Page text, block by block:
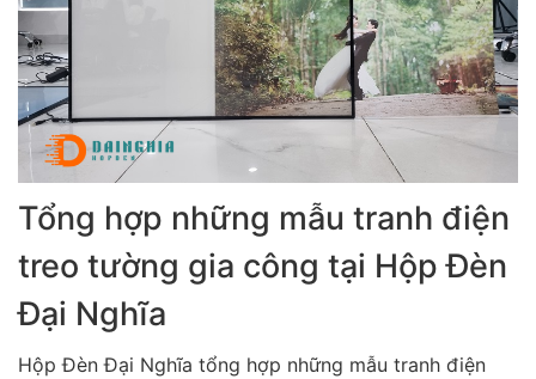
Tổng hợp những mẫu tranh điện
treo tường gia công tại Hộp Đèn
Đại Nghĩa
Hộp Đèn Đại Nghĩa tổng hợp những mẫu tranh điện